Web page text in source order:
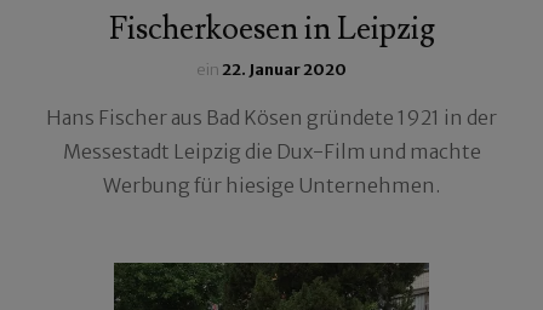
Fischerkoesen in Leipzig
ein22. Januar 2020
Hans Fischer aus Bad Kösen gründete 1921 in der
Messestadt Leipzig die Dux-Film und machte
Werbung für hiesige Unternehmen.